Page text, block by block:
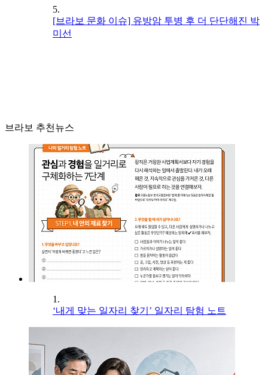
5.
[브라보 문화 이슈] 유방암 투병 후 더 단단해진 박
미선
브라보 추천뉴스
1.
‘내게 맞는 일자리 찾기’ 일자리 탐험 노트